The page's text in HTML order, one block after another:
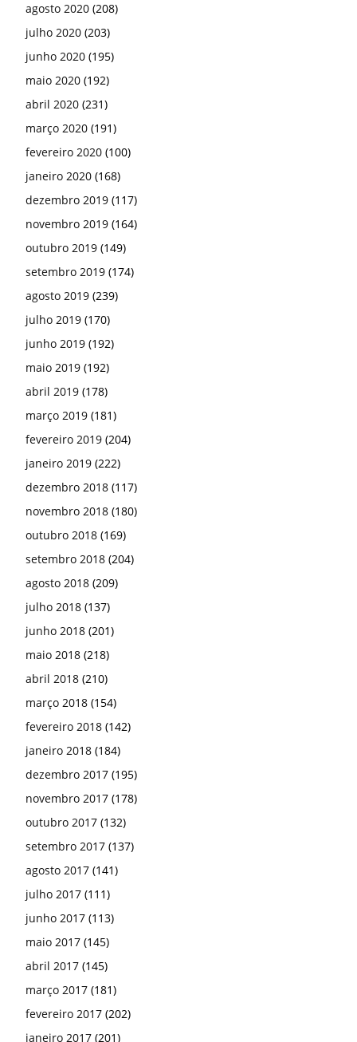
agosto 2020 (208)
julho 2020 (203)
junho 2020 (195)
maio 2020 (192)
abril 2020 (231)
março 2020 (191)
fevereiro 2020 (100)
janeiro 2020 (168)
dezembro 2019 (117)
novembro 2019 (164)
outubro 2019 (149)
setembro 2019 (174)
agosto 2019 (239)
julho 2019 (170)
junho 2019 (192)
maio 2019 (192)
abril 2019 (178)
março 2019 (181)
fevereiro 2019 (204)
janeiro 2019 (222)
dezembro 2018 (117)
novembro 2018 (180)
outubro 2018 (169)
setembro 2018 (204)
agosto 2018 (209)
julho 2018 (137)
junho 2018 (201)
maio 2018 (218)
abril 2018 (210)
março 2018 (154)
fevereiro 2018 (142)
janeiro 2018 (184)
dezembro 2017 (195)
novembro 2017 (178)
outubro 2017 (132)
setembro 2017 (137)
agosto 2017 (141)
julho 2017 (111)
junho 2017 (113)
maio 2017 (145)
abril 2017 (145)
março 2017 (181)
fevereiro 2017 (202)
janeiro 2017 (201)